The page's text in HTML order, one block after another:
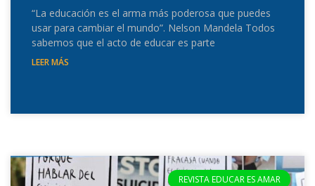
“La educación es el arma más poderosa que puedes
usar para cambiar el mundo”. Nelson Mandela Todos
sabemos que el acto de educar es parte
LEER MÁS
REVISTA EDUCAR ES AMAR